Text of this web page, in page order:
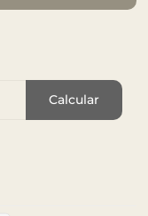
Calcular